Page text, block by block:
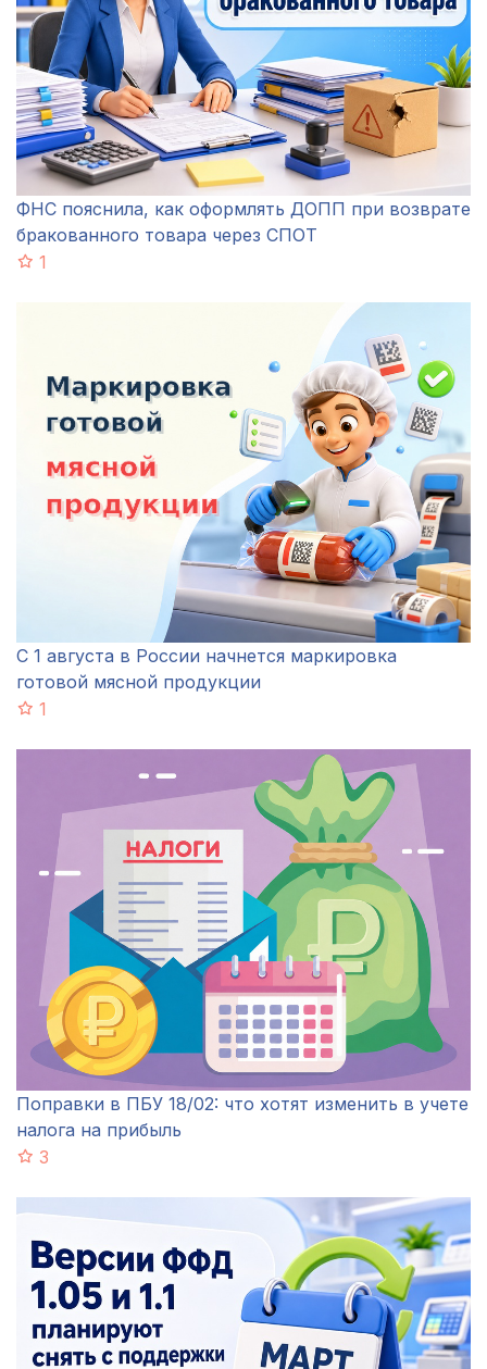
ФНС пояснила, как оформлять ДОПП при возврате
бракованного товара через СПОТ
1
С 1 августа в России начнется маркировка
готовой мясной продукции
1
Поправки в ПБУ 18/02: что хотят изменить в учете
налога на прибыль
3